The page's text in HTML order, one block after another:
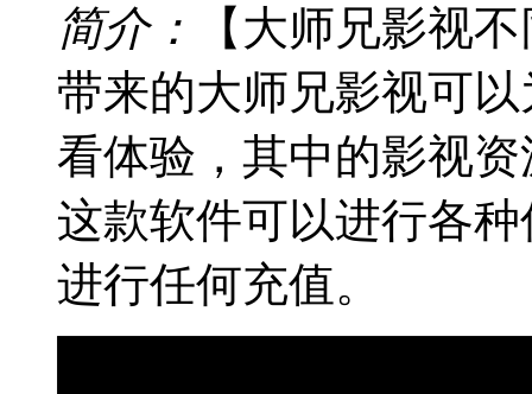
简介：
【大师兄影视
带来的大师兄影视可
看体验，其中的影视
这款软件可以进行各
进行任何充值。